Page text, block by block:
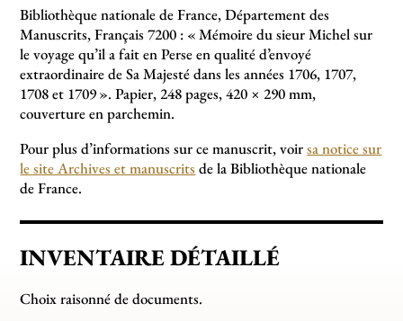
Bibliothèque nationale de France, Département des
Manuscrits, Français 7200 : «Mémoire du sieur Michel sur
le voyage qu’il a fait en Perse en qualité d’envoyé
extraordinaire de Sa Majesté dans les années 1706, 1707,
1708 et 1709». Papier, 248 pages, 420 × 290 mm,
couverture en parchemin.
Pour plus d’informations sur ce manuscrit, voirsa notice sur
le site Archives et manuscrits de la Bibliothèque nationale
de France.
INVENTAIRE DÉTAILLÉ
Choix raisonné de documents.